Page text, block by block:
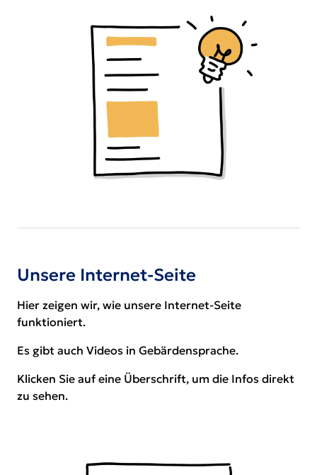
Unsere Internet-Seite
Hier zeigen wir, wie unsere Internet-Seite
funktioniert.
Es gibt auch Videos in Gebärdensprache.
Klicken Sie auf eine Überschrift, um die Infos direkt
zu sehen.